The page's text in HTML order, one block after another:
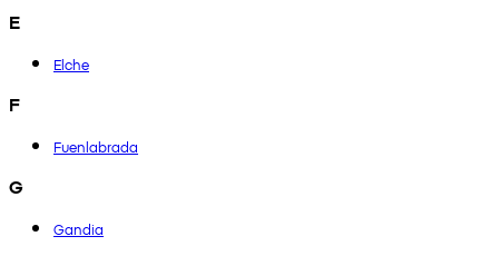
E
Elche
F
Fuenlabrada
G
Gandia